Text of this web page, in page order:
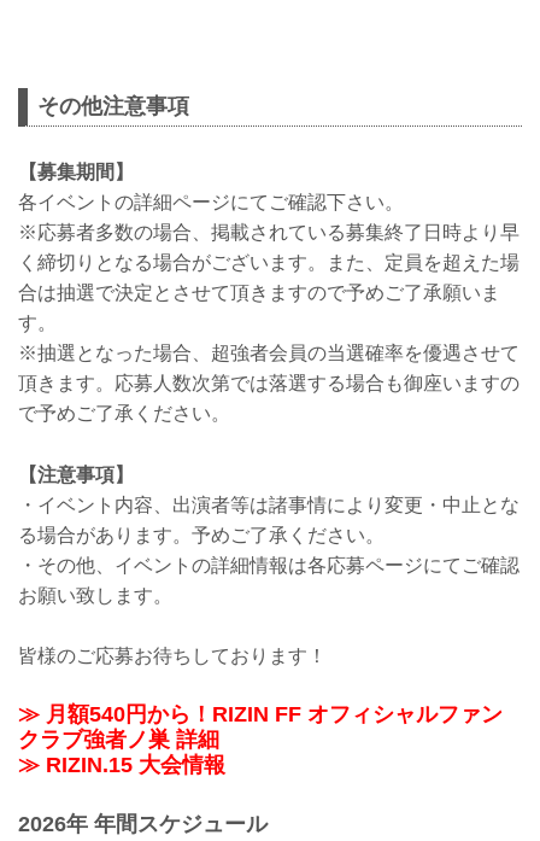
その他注意事項
【募集期間】
各イベントの詳細ページにてご確認下さい。
※応募者多数の場合、掲載されている募集終了日時より早
く締切りとなる場合がございます。また、定員を超えた場
合は抽選で決定とさせて頂きますので予めご了承願いま
す。
※抽選となった場合、超強者会員の当選確率を優遇させて
頂きます。応募人数次第では落選する場合も御座いますの
で予めご了承ください。
【注意事項】
・イベント内容、出演者等は諸事情により変更・中止とな
る場合があります。予めご了承ください。
・その他、イベントの詳細情報は各応募ページにてご確認
お願い致します。
皆様のご応募お待ちしております！
≫ 月額540円から！RIZIN FF オフィシャルファン
クラブ強者ノ巣 詳細
≫ RIZIN.15 大会情報
2026年 年間スケジュール